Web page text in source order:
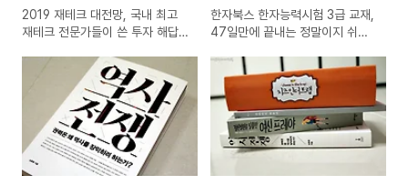
2019 재테크 대전망, 국내 최고
재테크 전문가들이 쓴 투자 해답 -
한자북스 한자능력시험 3급 교재,
47일만에 끝내는 정말이지 쉬운